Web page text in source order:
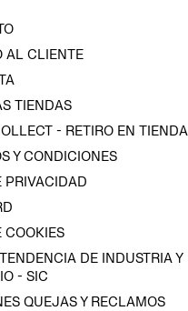
AL CLIENTE
TIENDAS
- RETIRO EN TIENDA
Y CONDICIONES
PRIVACIDAD
COOKIES
DE INDUSTRIA Y
- SIC
QUEJAS Y RECLAMOS